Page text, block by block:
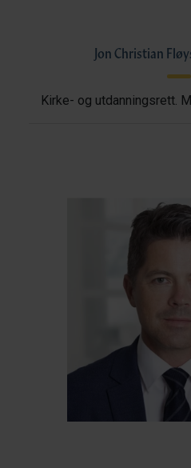
Jon Christian
Kirke- og utdanningsrett.